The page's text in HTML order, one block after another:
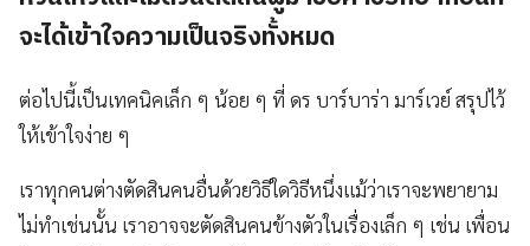
จะได้เข้าใจความเป็นจริงทั้งหมด
ต่อไปนี้เป็นเทคนิคเล็ก ๆ น้อย ๆ ที่ ดร บาร์บาร่า มาร์เวย์ สรุปไว้
ให้เข้าใจง่าย ๆ
เราทุกคนต่างตัดสินคนอื่นด้วยวิธีใดวิธีหนึ่งแม้ว่าเราจะพยายาม
ไม่ทำเช่นนั้น เราอาจจะตัดสินคนข้างตัวในเรื่องเล็ก ๆ เช่น เพื่อน